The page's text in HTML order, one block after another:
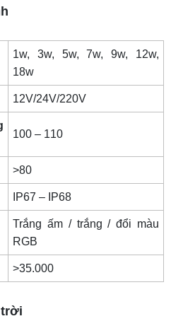
1w, 3w, 5w, 7w, 9w, 12w,
18w
12V/24V/220V
100 – 110
>80
IP67 – IP68
Trắng ấm / trắng / đổi màu
RGB
>35.000
trời